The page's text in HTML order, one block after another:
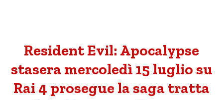
Resident Evil: Apocalypse
stasera mercoledì 15 luglio su
Rai 4 prosegue la saga tratta